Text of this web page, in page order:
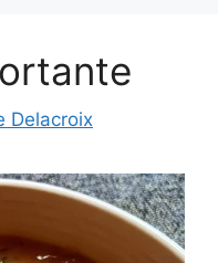
Delacroix